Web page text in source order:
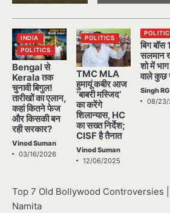
INDIA
POLITICS
Bengal से
Kerala तक
चुनावी बिगुल!
तारीखों का एलान,
कहां कितने फेज
और किसकी बन
रही सरकार?
Vinod Suman
03/16/2026
POLITICS
TMC MLA
हुमायूं कबीर आज
‘बाबरी मस्जिद’
का करेंगे
शिलान्यास, HC
का सख्त निर्देश;
CISF है तैनात
Vinod Suman
12/06/2025
बिग बॉस
सलमान
शो में
वाले कुछ
Singh RG
08/23/
Top 7 Old Bollywood Controversies
Namita